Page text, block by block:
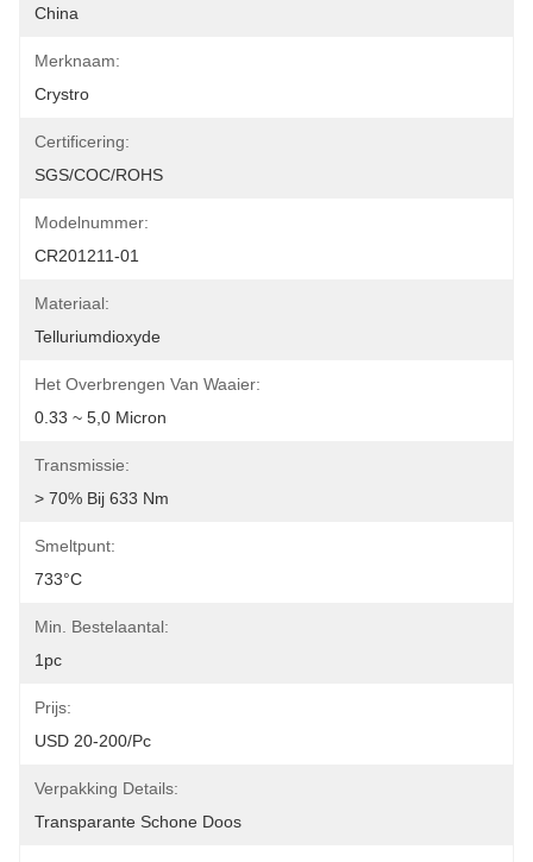
China
Merknaam:
Crystro
Certificering:
SGS/COC/ROHS
Modelnummer:
CR201211-01
Materiaal:
Telluriumdioxyde
Het Overbrengen Van Waaier:
0.33 ~ 5,0 Micron
Transmissie:
> 70% Bij 633 Nm
Smeltpunt:
733°C
Min. Bestelaantal:
1pc
Prijs:
USD 20-200/pc
Verpakking Details:
Transparante Schone Doos